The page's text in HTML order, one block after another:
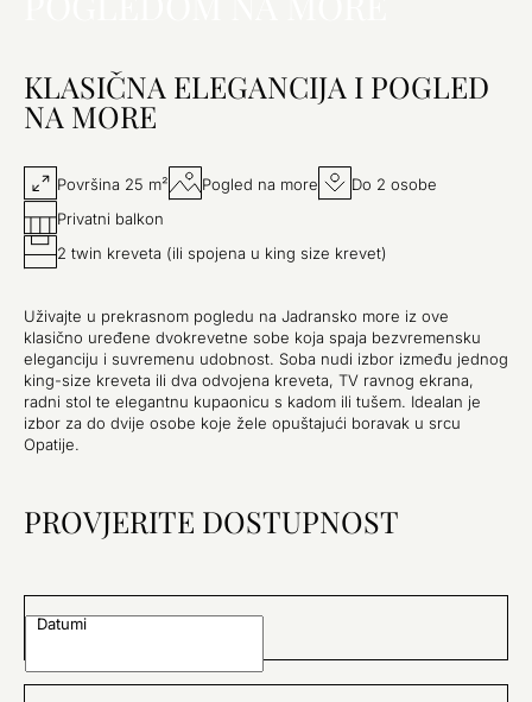
KLASIČNA ELEGANCIJA I POGLED
NA MORE
Površina 25 m² Pogled na more
Do 2 osobe
Privatni balkon
2 twin kreveta (ili spojena u king size krevet)
Uživajte u prekrasnom pogledu na Jadransko more iz ove
klasično uređene dvokrevetne sobe koja spaja bezvremensku
eleganciju i suvremenu udobnost. Soba nudi izbor između jednog
king-size kreveta ili dva odvojena kreveta, TV ravnog ekrana,
radni stol te elegantnu kupaonicu s kadom ili tušem. Idealan je
izbor za do dvije osobe koje žele opuštajući boravak u srcu
Opatije.
PROVJERITE DOSTUPNOST
Datumi